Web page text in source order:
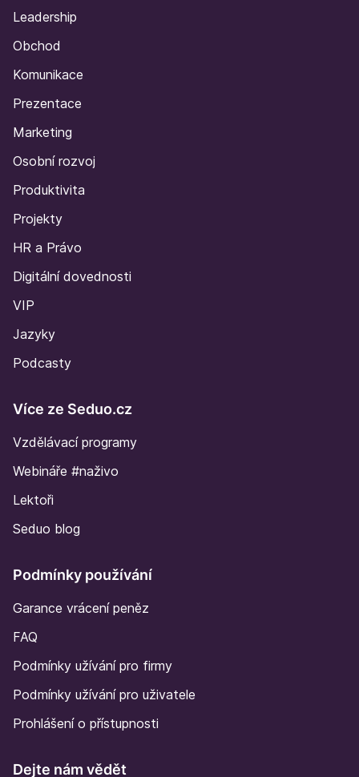
Leadership
Obchod
Komunikace
Prezentace
Marketing
Osobní rozvoj
Produktivita
Projekty
HR a Právo
Digitální dovednosti
VIP
Jazyky
Podcasty
Více ze Seduo.cz
Vzdělávací programy
Webináře #naživo
Lektoři
Seduo blog
Podmínky používání
Garance vrácení peněz
FAQ
Podmínky užívání pro firmy
Podmínky užívání pro uživatele
Prohlášení o přístupnosti
Dejte nám vědět